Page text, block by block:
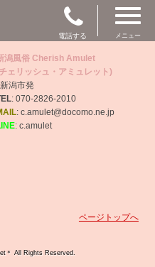
電話する メニュー
潟風俗 Cherish Amulet
ェリッシュ・アミュレット)
潟市発
: 070-2826-2010
: c.amulet@docomo.ne.jp
: c.amulet
ページトップへ
＊ All Rights Reserved.